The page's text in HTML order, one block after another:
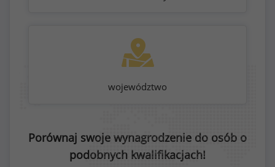
województwo
Porównaj swoje wynagrodzenie do osób o
podobnych kwalifikacjach!